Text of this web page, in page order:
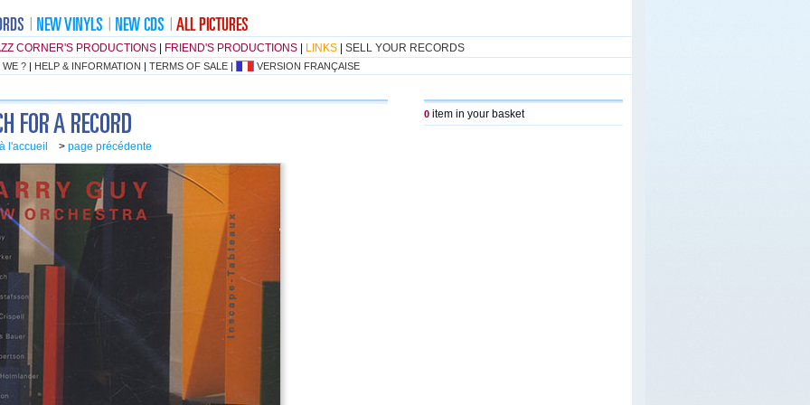
CORNER'S PRODUCTIONS FRIEND'S PRODUCTIONS LINKS SELL YOUR RECORDS
WE ? | HELP & INFORMATION | TERMS OF SALE | VERSION FRANÇAISE
l'accueil > page précédente
0 item in your basket